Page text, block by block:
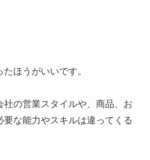
ほうがいいです。
社の営業スタイルや、商品、お
要な能力やスキルは違ってくる